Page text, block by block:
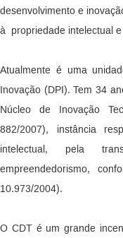
desenvolvimento e
à propriedade intelectual
Atualmente é uma
Inovação (DPI). Tem 34
Núcleo de Inovação
882/2007), instância
intelectual, pela
empreendedorismo,
10.973/2004).
O CDT é um grande